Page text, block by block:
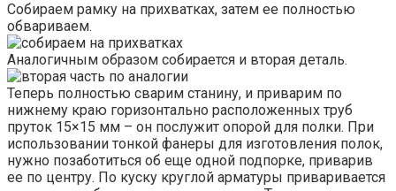
Собираем рамку на прихватках, затем ее полностью
обвариваем.
Аналогичным образом собирается и вторая деталь.
Теперь полностью сварим станину, и приварим по
нижнему краю горизонтально расположенных труб
пруток 15×15 мм – он послужит опорой для полки. При
использовании тонкой фанеры для изготовления полок,
нужно позаботиться об еще одной подпорке, приварив
ее по центру. По куску круглой арматуры приваривается